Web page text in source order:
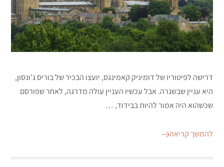
דרישה לפיטוריו של דומיניק קאמינגס, יועצו הבכיר של בוריס ג’ונסון,
היא עניין שבשגרה. אבל עכשיו העניין עולה מדרגה, לאחר שפורסם
שכשהוא היה אמור להיות בבידוד, …
להמשך קריאה